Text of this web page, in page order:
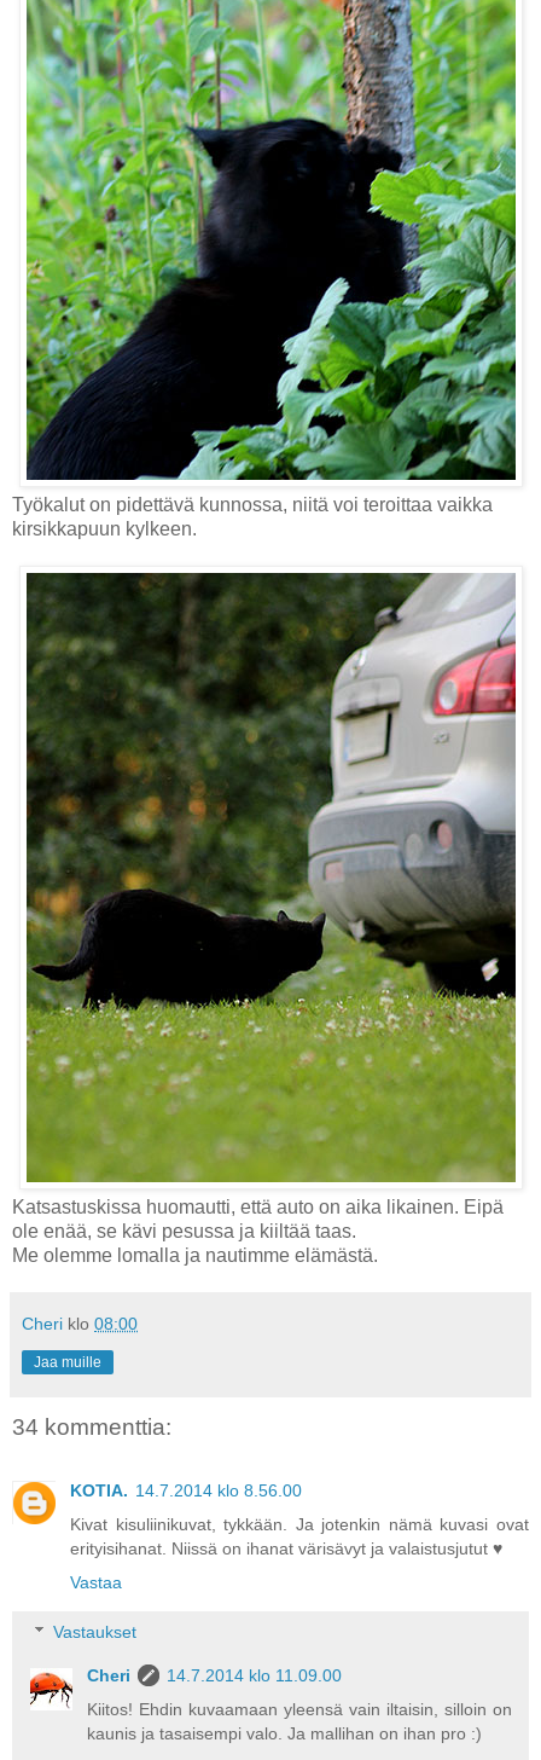
Työkalut on pidettävä kunnossa, niitä voi teroittaa vaikka
kirsikkapuun kylkeen.
Katsastuskissa huomautti, että auto on aika likainen. Eipä
ole enää, se kävi pesussa ja kiiltää taas.
Me olemme lomalla ja nautimme elämästä.
Cheri klo 08:00
Jaa muille
34 kommenttia:
KOTIA. 14.7.2014 klo 8.56.00
Kivat kisuliinikuvat, tykkään. Ja jotenkin nämä kuvasi ovat
erityisihanat. Niissä on ihanat värisävyt ja valaistusjutut ♥
Vastaa
Vastaukset
Cheri
14.7.2014 klo 11.09.00
Kiitos! Ehdin kuvaamaan yleensä vain iltaisin, silloin on
kaunis ja tasaisempi valo. Ja mallihan on ihan pro :)